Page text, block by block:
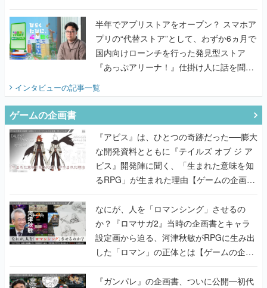
うこだわりをプロデューサーに聞いた
半年でアプリストアをオープン？ スマホア
プリの“代替ストア”として、わずか6ヵ月で
国内向けローンチを行った発見型ストア
『あっぷアリーナ！』仕掛け人に話を聞い
てみた
インタビューの記事一覧
ゲームの企画書
『アビス』は、ひとつの奇跡だった──膨大
な開発資料とともに『テイルズ オブ ジ ア
ビス』開発陣に聞く、「生まれた意味を知
るRPG」が生まれた理由【ゲームの企画
書】
なにが、人を「ロマンシング」させるの
か？『ロマサガ2』当時の企画書とキャラ
設定画から迫る、河津秋敏がRPGに生み出
した「ロマン」の正体とは【ゲームの企画
書】
『ガンパレ』の企画書、ついに公開━初代